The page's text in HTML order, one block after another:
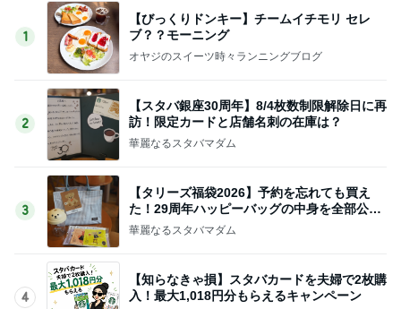
1
【びっくりドンキー】チームイチモリ セレ
ブ？？モーニング
オヤジのスイーツ時々ランニングブログ
2
【スタバ銀座30周年】8/4枚数制限解除日に再
訪！限定カードと店舗名刺の在庫は？
華麗なるスタバマダム
3
【タリーズ福袋2026】予約を忘れても買え
た！29周年ハッピーバッグの中身を全部公開
8/5～
華麗なるスタバマダム
4
【知らなきゃ損】スタバカードを夫婦で2枚購
入！最大1,018円分もらえるキャンペーン